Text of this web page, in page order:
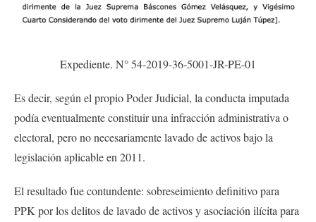
Expediente. N° 54-2019-36-5001-JR-PE-01
Es decir, según el propio Poder Judicial, la conducta imputada
podía eventualmente constituir una infracción administrativa o
electoral, pero no necesariamente lavado de activos bajo la
legislación aplicable en 2011.
El resultado fue contundente: sobreseimiento definitivo para
PPK por los delitos de lavado de activos y asociación ilícita para